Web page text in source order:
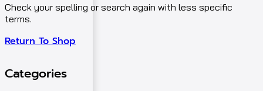
Check your spelling or search again with less specific
terms.
Return To Shop
Categories